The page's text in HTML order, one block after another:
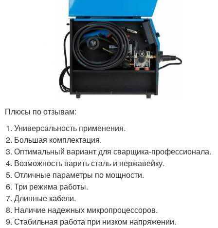
Плюсы по отзывам:
Универсальность применения.
Большая комплектация.
Оптимальный вариант для сварщика-профессионала.
Возможность варить сталь и нержавейку.
Отличные параметры по мощности.
Три режима работы.
Длинные кабели.
Наличие надежных микропроцессоров.
Стабильная работа при низком напряжении.